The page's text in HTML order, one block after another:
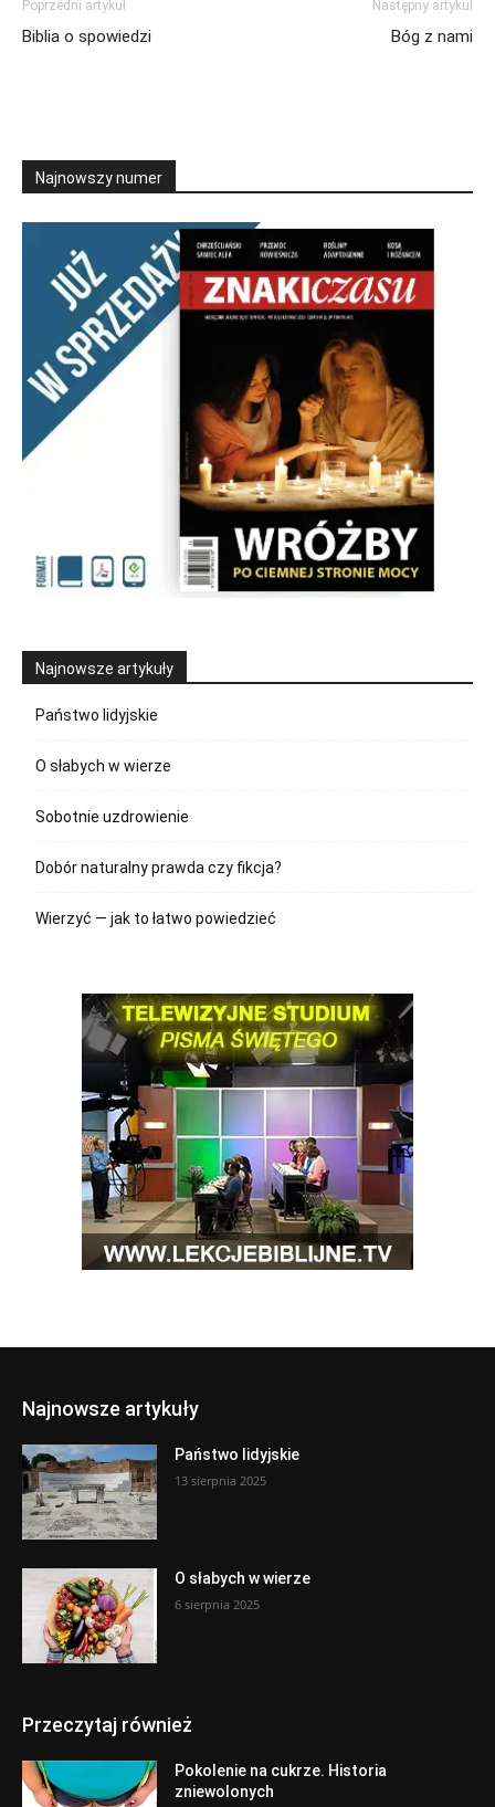
Poprzedni artykuł
Biblia o spowiedzi
Następny artykuł
Bóg z nami
Najnowszy numer
Najnowsze artykuły
Państwo lidyjskie
O słabych w wierze
Sobotnie uzdrowienie
Dobór naturalny prawda czy fikcja?
Wierzyć — jak to łatwo powiedzieć
Najnowsze artykuły
Państwo lidyjskie
13 sierpnia 2025
O słabych w wierze
6 sierpnia 2025
Przeczytaj również
Pokolenie na cukrze. Historia
zniewolonych